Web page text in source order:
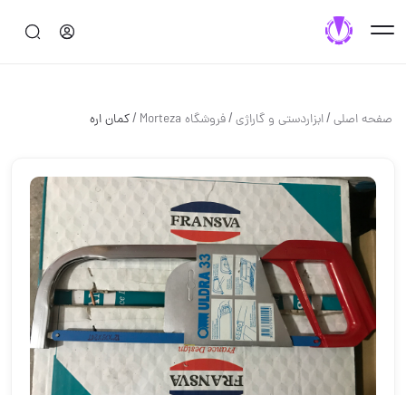
صفحه اصلی/ابزاردستی و گاراژی/فروشگاه Morteza /کمان اره